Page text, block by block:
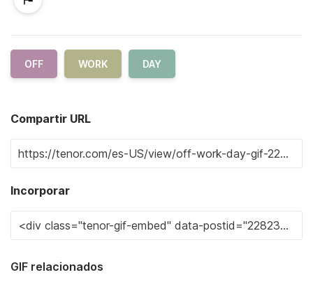
OFF WORK DAY
Compartir URL
Incorporar
GIF relacionados